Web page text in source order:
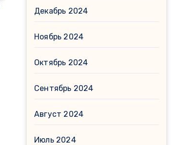
Декабрь 2024
Ноябрь 2024
Октябрь 2024
Сентябрь 2024
Август 2024
Июль 2024